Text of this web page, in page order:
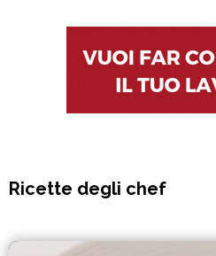
Ricette degli chef